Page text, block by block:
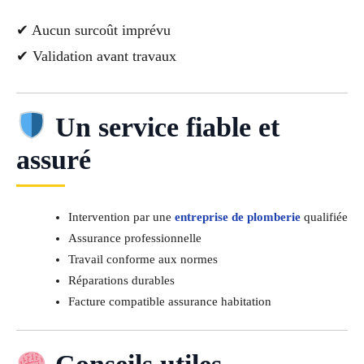
✔ Aucun surcoût imprévu
✔ Validation avant travaux
Un service fiable et
assuré
Intervention par une entreprise de plomberiequalifiée
Assurance professionnelle
Travail conforme aux normes
Réparations durables
Facture compatible assurance habitation